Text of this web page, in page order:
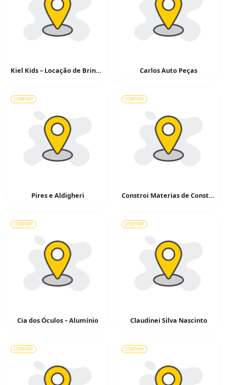
Kiel Kids – Locação de Brinquedos Carlos Auto Peças
COMPANY
Pires e Aldigheri
COMPANY
Constroi Materias de Construção
COMPANY
Cia dos Óculos – Alumínio
COMPANY
Claudinei Silva Nascinto
COMPANY COMPANY